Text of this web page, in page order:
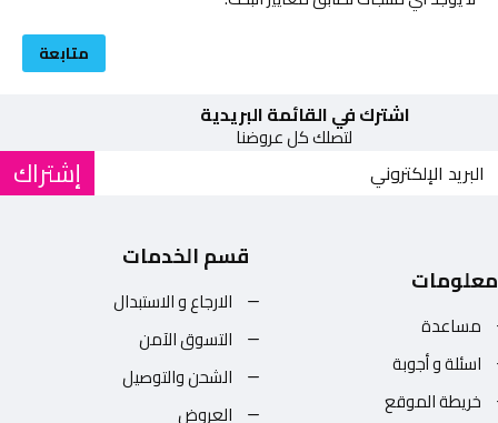
متابعة
اشترك في القائمة البريدية
لتصلك كل عروضنا
إشتراك
معلومات
مساعدة
اسئلة و أجوبة
خريطة الموقع
قسم الخدمات
الارجاع و الاستبدال
التسوق الآمن
الشحن والتوصيل
العروض